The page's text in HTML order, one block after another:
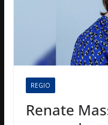
REGIO
Renate